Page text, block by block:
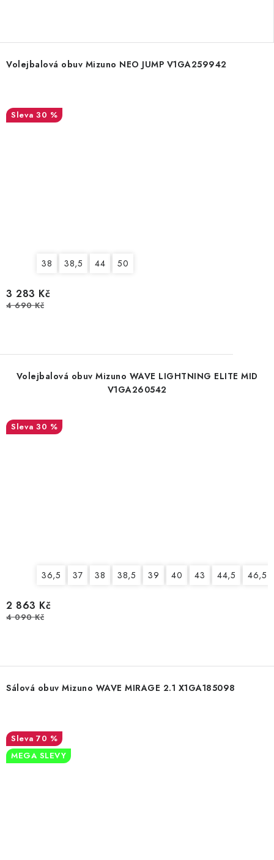
Volejbalová obuv Mizuno NEO JUMP V1GA259942
30 %
38 38,5 44 50
3 283 Kč
4 690 Kč
Volejbalová obuv Mizuno WAVE LIGHTNING ELITE MID
V1GA260542
30 %
36,5 37 38 38,5 39 40 43 44,5 46,5
2 863 Kč
4 090 Kč
Sálová obuv Mizuno WAVE MIRAGE 2.1 X1GA185098
70 %
MEGA SLEVY